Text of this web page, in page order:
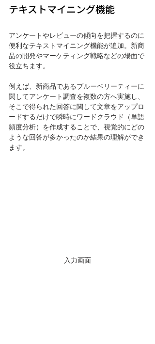
テキストマイニング機能
アンケートやレビューの傾向を把握するのに
便利なテキストマイニング機能が追加。新商
品の開発やマーケティング戦略などの場面で
役立ちます。
例えば、新商品であるブルーベリーティーに
関してアンケート調査を複数の方へ実施し、
そこで得られた回答に関して文章をアップロ
ードするだけで瞬時にワードクラウド（単語
頻度分析）を作成することで、視覚的にどの
ような回答が多かったのか結果の理解ができ
ます。
入力画面